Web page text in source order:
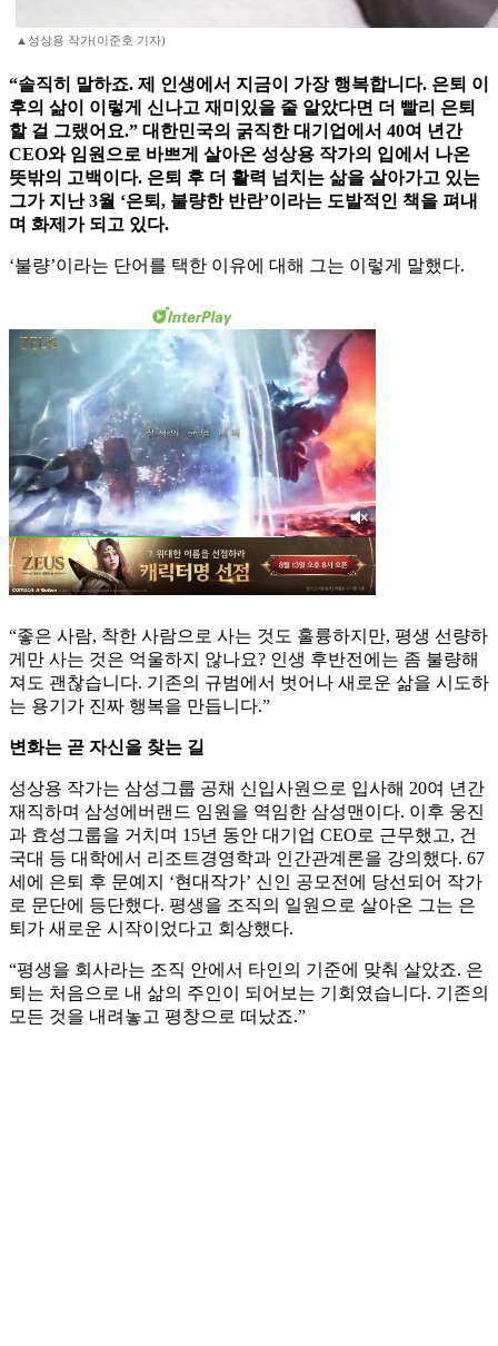
▲성상용 작가(이준호 기자)
“솔직히 말하죠. 제 인생에서 지금이 가장 행복합니다. 은퇴 이
후의 삶이 이렇게 신나고 재미있을 줄 알았다면 더 빨리 은퇴
할 걸 그랬어요.” 대한민국의 굵직한 대기업에서 40여 년간
CEO와 임원으로 바쁘게 살아온 성상용 작가의 입에서 나온
뜻밖의 고백이다. 은퇴 후 더 활력 넘치는 삶을 살아가고 있는
그가 지난 3월 ‘은퇴, 불량한 반란’이라는 도발적인 책을 펴내
며 화제가 되고 있다.
‘불량’이라는 단어를 택한 이유에 대해 그는 이렇게 말했다.
“좋은 사람, 착한 사람으로 사는 것도 훌륭하지만, 평생 선량하
게만 사는 것은 억울하지 않나요? 인생 후반전에는 좀 불량해
져도 괜찮습니다. 기존의 규범에서 벗어나 새로운 삶을 시도하
는 용기가 진짜 행복을 만듭니다.”
변화는 곧 자신을 찾는 길
성상용 작가는 삼성그룹 공채 신입사원으로 입사해 20여 년간
재직하며 삼성에버랜드 임원을 역임한 삼성맨이다. 이후 웅진
과 효성그룹을 거치며 15년 동안 대기업 CEO로 근무했고, 건
국대 등 대학에서 리조트경영학과 인간관계론을 강의했다. 67
세에 은퇴 후 문예지 ‘현대작가’ 신인 공모전에 당선되어 작가
로 문단에 등단했다. 평생을 조직의 일원으로 살아온 그는 은
퇴가 새로운 시작이었다고 회상했다.
“평생을 회사라는 조직 안에서 타인의 기준에 맞춰 살았죠. 은
퇴는 처음으로 내 삶의 주인이 되어보는 기회였습니다. 기존의
모든 것을 내려놓고 평창으로 떠났죠.”